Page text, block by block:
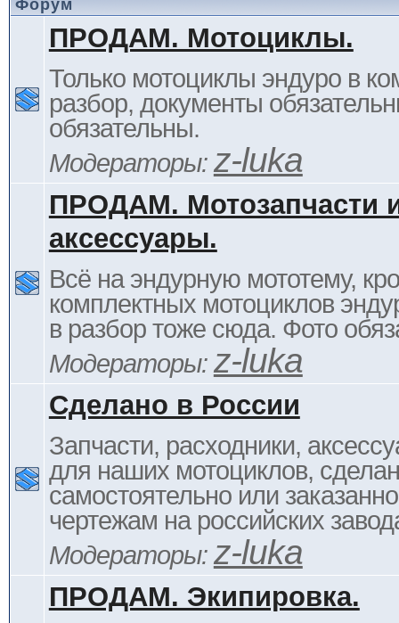
Форум
ПРОДАМ. Мотоциклы.
Только мотоциклы эндуро в
разбор, документы
обязательны.
Модераторы: z-luka
ПРОДАМ. Мотозапчасти
аксессуары.
Всё на эндурную мототему,
комплектных мотоциклов
в разбор тоже сюда. Фото
Модераторы: z-luka
Сделано в России
Запчасти, расходники,
для наших мотоциклов,
самостоятельно или
чертежам на российских
Модераторы: z-luka
ПРОДАМ. Экипировка.